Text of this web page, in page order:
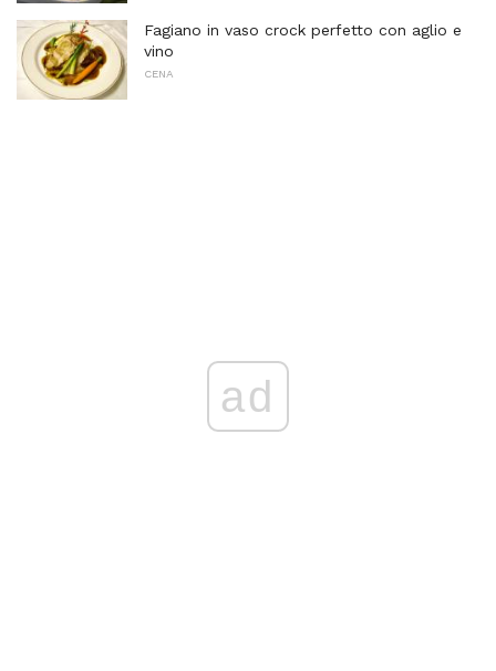
Fagiano in vaso crock perfetto con aglio e
vino
CENA
ad